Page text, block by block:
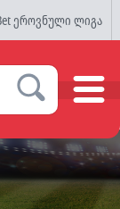
ეროვნული ლიგა